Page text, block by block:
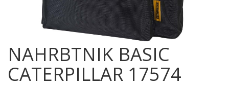
NAHRBTNIK BASIC
CATERPILLAR 17574